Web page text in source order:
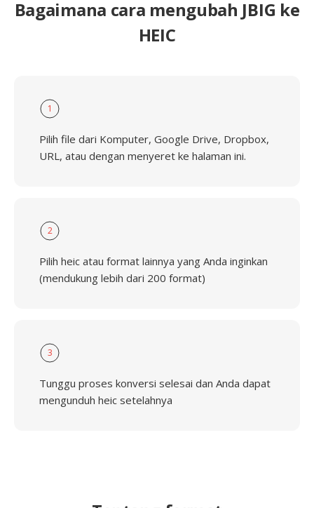
Bagaimana cara mengubah JBIG ke
HEIC
1
Pilih file dari Komputer, Google Drive, Dropbox,
URL, atau dengan menyeret ke halaman ini.
2
Pilih heic atau format lainnya yang Anda inginkan
(mendukung lebih dari 200 format)
3
Tunggu proses konversi selesai dan Anda dapat
mengunduh heic setelahnya